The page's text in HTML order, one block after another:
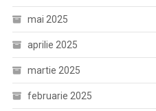
mai 2025
aprilie 2025
martie 2025
februarie 2025